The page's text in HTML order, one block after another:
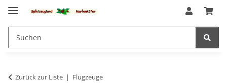
Zurück zur Liste Flugzeuge